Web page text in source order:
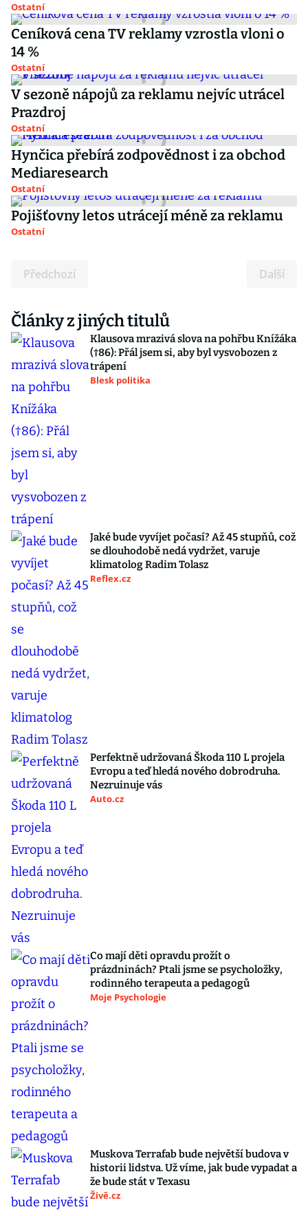
Ostatní
Ceníková cena TV reklamy vzrostla vloni o
14 %
Ostatní
V sezoně nápojů za reklamu nejvíc utrácel
Prazdroj
Ostatní
Hynčica přebírá zodpovědnost i za obchod
Mediaresearch
Ostatní
Pojišťovny letos utrácejí méně za reklamu
Ostatní
Předchozí Další
Články z jiných titulů
Klausova mrazivá slova na pohřbu Knížáka
(†86): Přál jsem si, aby byl vysvobozen z
trápení
Blesk politika
Jaké bude vyvíjet počasí? Až 45 stupňů, což
se dlouhodobě nedá vydržet, varuje
klimatolog Radim Tolasz
Reflex.cz
Perfektně udržovaná Škoda 110 L projela
Evropu a teď hledá nového dobrodruha.
Nezruinuje vás
Auto.cz
Co mají děti opravdu prožít o
prázdninách? Ptali jsme se psycholožky,
rodinného terapeuta a pedagogů
Moje Psychologie
Muskova Terrafab bude největší budova v
historii lidstva. Už víme, jak bude vypadat a
že bude stát v Texasu
Živě.cz